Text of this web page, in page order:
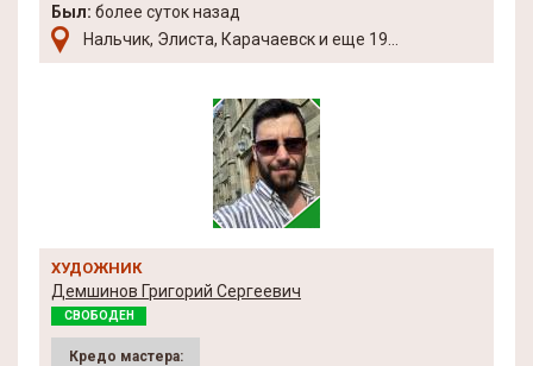
Был: более суток назад
Нальчик, Элиста, Карачаевск и еще 19...
ХУДОЖНИК
Демшинов Григорий Сергеевич
СВОБОДЕН
Кредо мастера: